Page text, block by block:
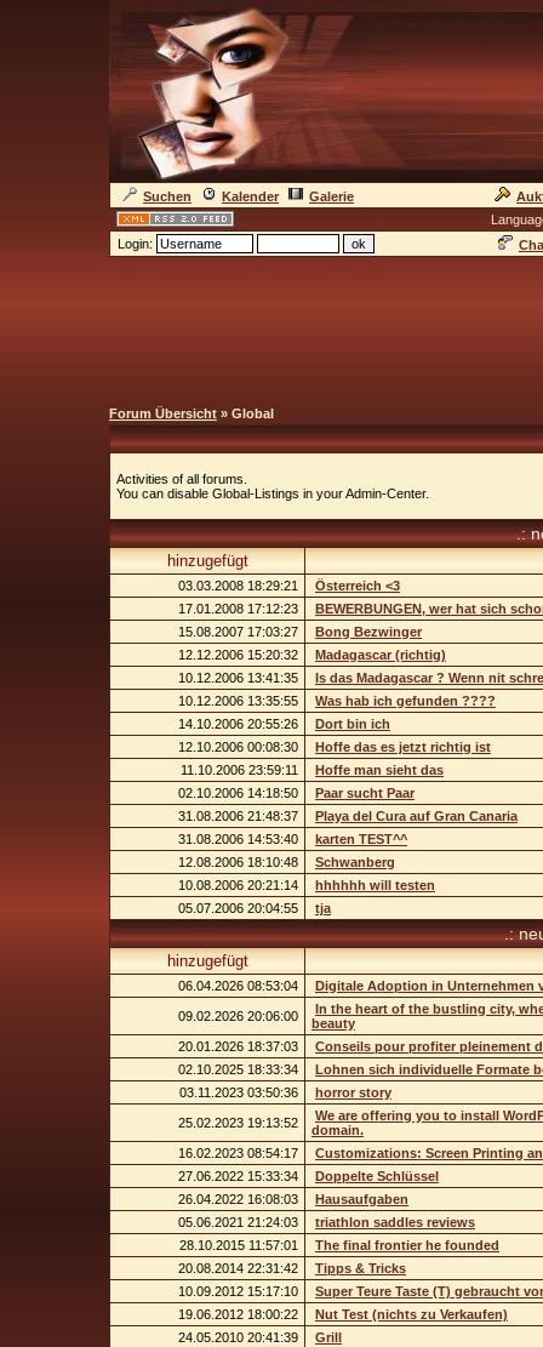
Suchen Kalender Galerie
Login:
Forum Übersicht » Global
Activities of all forums.
You can disable Global-Listings in your Admin-Center.
.:
hinzugefügt
03.03.2008 18:29:21
Österreich <3
17.01.2008 17:12:23
BEWERBUNGEN, wer hat sich
15.08.2007 17:03:27
Bong Bezwinger
12.12.2006 15:20:32
Madagascar (richtig)
10.12.2006 13:41:35
Is das Madagascar ? Wenn nit
10.12.2006 13:35:55
Was hab ich gefunden ????
14.10.2006 20:55:26
Dort bin ich
12.10.2006 00:08:30
Hoffe das es jetzt richtig ist
11.10.2006 23:59:11
Hoffe man sieht das
02.10.2006 14:18:50
Paar sucht Paar
31.08.2006 21:48:37
Playa del Cura auf Gran Canaria
31.08.2006 14:53:40
karten TEST^^
12.08.2006 18:10:48
Schwanberg
10.08.2006 20:21:14
hhhhhh will testen
05.07.2006 20:04:55
tja
.:
hinzugefügt
06.04.2026 08:53:04 Digitale Adoption in Unternehmen
09.02.2026 20:06:00
In the heart of the bustling city,
beauty
20.01.2026 18:37:03
Conseils pour profiter pleinement
02.10.2025 18:33:34
Lohnen sich individuelle Formate
03.11.2023 03:50:36
horror story
25.02.2023 19:13:52
We are offering you to install
domain.
16.02.2023 08:54:17
Customizations: Screen Printing
27.06.2022 15:33:34
Doppelte Schlüssel
26.04.2022 16:08:03
Hausaufgaben
05.06.2021 21:24:03
triathlon saddles reviews
28.10.2015 11:57:01
The final frontier he founded
20.08.2014 22:31:42
Tipps & Tricks
10.09.2012 15:17:10
Super Teure Taste (T) gebraucht
19.06.2012 18:00:22
Nut Test (nichts zu Verkaufen)
24.05.2010 20:41:39
Grill